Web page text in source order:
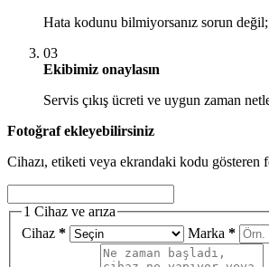
Hata kodunu bilmiyorsanız sorun
03
Ekibimiz onaylasın
Servis çıkış ücreti ve uygun zaman
Fotoğraf ekleyebilirsiniz
Cihazı, etiketi veya ekrandaki kodu
1 Cihaz ve arıza
Cihaz * Marka *